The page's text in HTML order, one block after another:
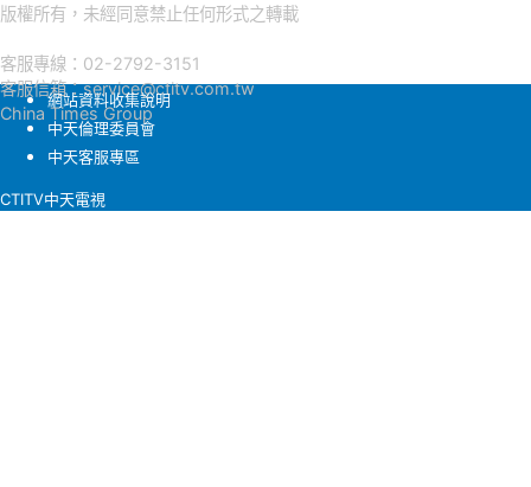
版權所有，未經同意禁止任何形式之轉載
客服專線：02-2792-3151
客服信箱：service@ctitv.com.tw
China Times Group
網站資料收集說明
中天倫理委員會
中天客服專區
CTITV中天電視